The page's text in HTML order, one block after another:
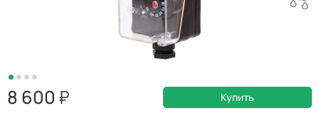
8 600 Купить